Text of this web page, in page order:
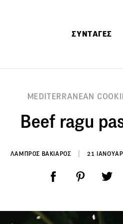
ΣΥΝΤΑΓΕΣ
MEDITERRANEAN
Beef ragu
ΛΑΜΠΡΟΣ ΒΑΚΙΑΡΟΣ 21